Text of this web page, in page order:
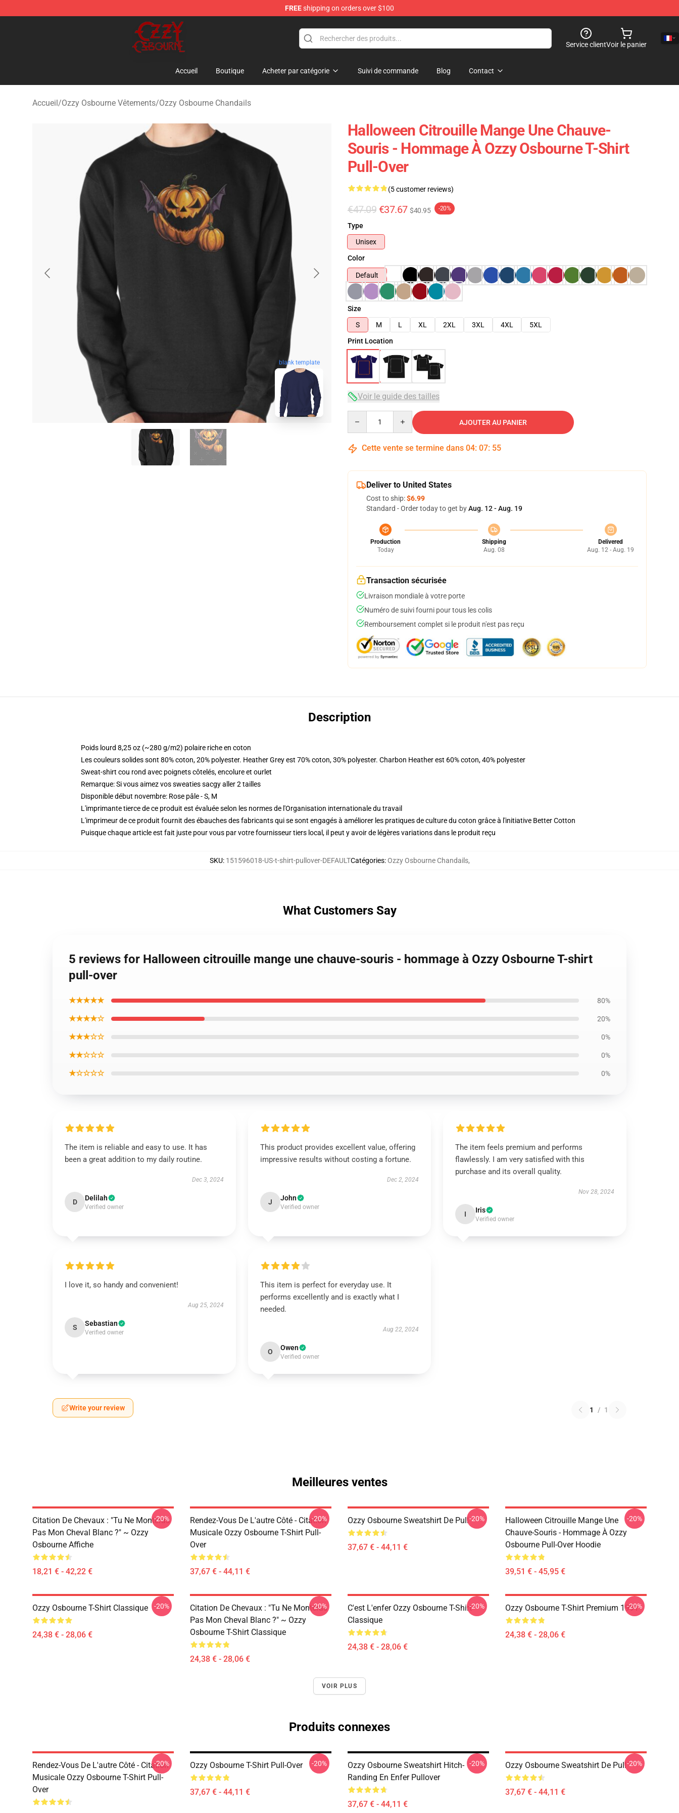
FREEshipping on orders over $100
Ozzy Osbourne Store - Official Ozzy Osbourne Merchandise Shop
Service clientVoir le panier
Accueil Boutique Acheter par catégorie Suivi de commande Blog Contact
Accueil/Ozzy Osbourne Vêtements/Ozzy Osbourne Chandails
blank template
Halloween Citrouille Mange Une Chauve-
Souris - Hommage À Ozzy Osbourne T-Shirt
Pull-Over
(5 customer reviews)
€47.09 €37.67 $40.95 -20%
Type
Unisex
Color
Default
Size
S
M L XL 2XL 3XL 4XL
5XL
Print Location
Voir le guide des tailles
AJOUTER AU PANIER
Cette vente se termine dans 04: 07: 54
Deliver to United States
Cost to ship:$6.99
Standard - Order today to get byAug. 12 - Aug. 19
Production
Today
Shipping
Aug. 08
Delivered
Aug. 12 - Aug. 19
Transaction sécurisée
Livraison mondiale à votre porte
Numéro de suivi fourni pour tous les colis
Remboursement complet si le produit n'est pas reçu
Description
Poids lourd 8,25 oz (~280 g/m2) polaire riche en coton
Les couleurs solides sont 80% coton, 20% polyester. Heather Grey est 70% coton, 30% polyester. Charbon Heather est 60% coton, 40% polyester
Sweat-shirt cou rond avec poignets côtelés, encolure et ourlet
Remarque: Si vous aimez vos sweaties sacgy aller 2 tailles
Disponible début novembre: Rose pâle - S, M
L'imprimante tierce de ce produit est évaluée selon les normes de l'Organisation internationale du travail
L'imprimeur de ce produit fournit des ébauches des fabricants qui se sont engagés à améliorer les pratiques de culture du coton grâce à l'initiative Better Cotton
Puisque chaque article est fait juste pour vous par votre fournisseur tiers local, il peut y avoir de légères variations dans le produit reçu
SKU: 151596018-US-t-shirt-pullover-DEFAULTCatégories:Ozzy Osbourne Chandails,
What Customers Say
5 reviews for Halloween citrouille mange une chauve-souris - hommage à Ozzy Osbourne T-shirt
pull-over
★★★★★ 80%
★★★★☆ 20%
★★★☆☆ 0%
★★☆☆☆ 0%
★☆☆☆☆ 0%
The item is reliable and easy to use. It has
been a great addition to my daily routine.
Dec 3, 2024
D Delilah
Verified owner
This product provides excellent value, offering
impressive results without costing a fortune.
Dec 2, 2024
J John
Verified owner
The item feels premium and performs
flawlessly. I am very satisfied with this
purchase and its overall quality.
Nov 28, 2024
I Iris
Verified owner
I love it, so handy and convenient!
Aug 25, 2024
S Sebastian
Verified owner
This item is perfect for everyday use. It
performs excellently and is exactly what I
needed.
Aug 22, 2024
O Owen
Verified owner
Write your review 1 / 1
Meilleures ventes
Citation De Chevaux : "Tu Ne Monteras
Pas Mon Cheval Blanc ?" ~ Ozzy
Osbourne Affiche
18,21 € - 42,22 €
-20%
Rendez-Vous De L'autre Côté - Citation
Musicale Ozzy Osbourne T-Shirt Pull-
Over
37,67 € - 44,11 €
-20% Ozzy Osbourne Sweatshirt De Pull
37,67 € - 44,11 €
-20%
Halloween Citrouille Mange Une
Chauve-Souris - Hommage À Ozzy
Osbourne Pull-Over Hoodie
39,51 € - 45,95 €
-20%
Ozzy Osbourne T-Shirt Classique
24,38 € - 28,06 €
-20%
Citation De Chevaux : "Tu Ne Monteras
Pas Mon Cheval Blanc ?" ~ Ozzy
Osbourne T-Shirt Classique
24,38 € - 28,06 €
-20%
C'est L'enfer Ozzy Osbourne T-Shirt
Classique
24,38 € - 28,06 €
-20% Ozzy Osbourne T-Shirt Premium 1991
24,38 € - 28,06 €
-20%
VOIR PLUS
Produits connexes
Rendez-Vous De L'autre Côté - Citation
Musicale Ozzy Osbourne T-Shirt Pull-
Over
-20% Ozzy Osbourne T-Shirt Pull-Over
37,67 € - 44,11 €
-20%
Ozzy Osbourne Sweatshirt Hitch-
Randing En Enfer Pullover
37,67 € - 44,11 €
-20% Ozzy Osbourne Sweatshirt De Pull
37,67 € - 44,11 €
-20%